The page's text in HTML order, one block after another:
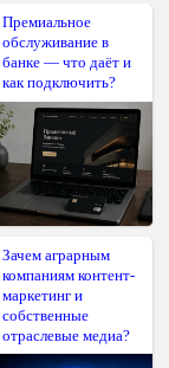
Премиальное
обслуживание в
банке — что даёт и
как подключить?
Зачем аграрным
компаниям контент-
маркетинг и
собственные
отраслевые медиа?